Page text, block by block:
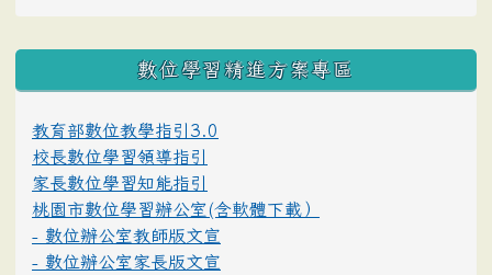
數位學習精進方案專區
教育部數位教學指引3.0
校長數位學習領導指引
家長數位學習知能指引
桃園市數位學習辦公室(含軟體下載）
- 數位辦公室教師版文宣
- 數位辦公室家長版文宣